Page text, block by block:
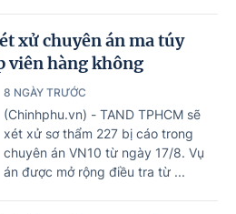
xử chuyên án ma túy
viên hàng không
8 NGÀY TRƯỚC
(Chinhphu.vn) - TAND TPHCM sẽ
xét xử sơ thẩm 227 bị cáo trong
chuyên án VN10 từ ngày 17/8. Vụ
án được mở rộng điều tra từ ...